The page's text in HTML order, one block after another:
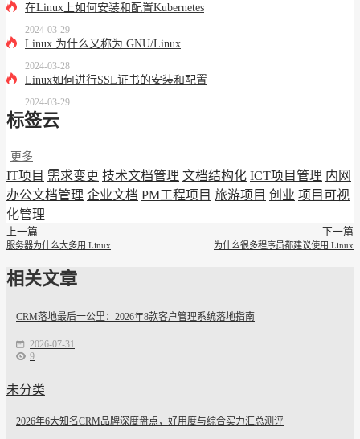
在Linux上如何安装和配置Kubernetes
2024-03-29
Linux 为什么又称为 GNU/Linux
2024-03-28
Linux如何进行SSL证书的安装和配置
2024-03-29
标签云
更多
IT项目 需求变更 技术文档管理 文档结构化 ICT项目管理 内网
办公文档管理 企业文档 PM工程项目 旅游项目 创业 项目可视
化管理
上一篇
服务器为什么大多用 Linux
下一篇
为什么很多程序员都建议使用 Linux
相关文章
CRM落地最后一公里：2026年8款客户管理系统落地指南
2026-07-31
9
未分类
2026年6大知名CRM品牌深度盘点，好用度与综合实力汇总测评